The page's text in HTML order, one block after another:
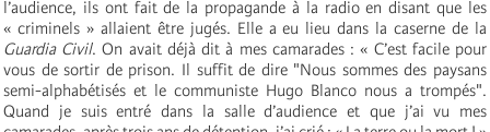
l’audience, ils ont fait de la propagande à la radio en disant que les
« criminels » allaient être jugés. Elle a eu lieu dans la caserne de la
Guardia Civil. On avait déjà dit à mes camarades : « C’est facile pour
vous de sortir de prison. Il suffit de dire "Nous sommes des paysans
semi-alphabétisés et le communiste Hugo Blanco nous a trompés".
Quand je suis entré dans la salle d’audience et que j’ai vu mes